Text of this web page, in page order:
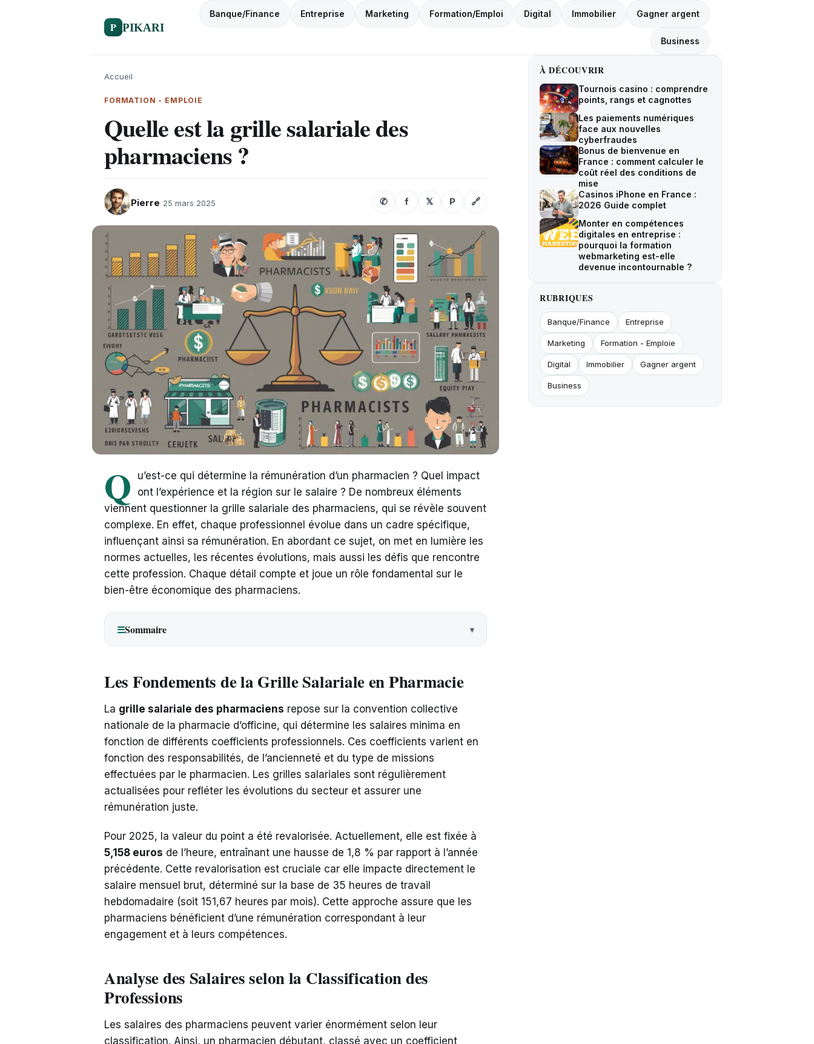
P PIKARI
Banque/Finance Entreprise Marketing Formation/Emploi Digital Immobilier Gagner argent
Business
Accueil›
FORMATION - EMPLOIE
Quelle est la grille salariale des
pharmaciens ?
Pierre 25 mars 2025 ✆ f 𝕏 P 🔗
Q
u’est-ce qui détermine la rémunération d’un pharmacien ? Quel impact
ont l’expérience et la région sur le salaire ? De nombreux éléments
viennent questionner la grille salariale des pharmaciens, qui se révèle souvent
complexe. En effet, chaque professionnel évolue dans un cadre spécifique,
influençant ainsi sa rémunération. En abordant ce sujet, on met en lumière les
normes actuelles, les récentes évolutions, mais aussi les défis que rencontre
cette profession. Chaque détail compte et joue un rôle fondamental sur le
bien-être économique des pharmaciens.
☰Sommaire
Les Fondements de la Grille Salariale en Pharmacie
La grille salariale des pharmaciens repose sur la convention collective
nationale de la pharmacie d’officine, qui détermine les salaires minima en
fonction de différents coefficients professionnels. Ces coefficients varient en
fonction des responsabilités, de l’ancienneté et du type de missions
effectuées par le pharmacien. Les grilles salariales sont régulièrement
actualisées pour refléter les évolutions du secteur et assurer une
rémunération juste.
Pour 2025, la valeur du point a été revalorisée. Actuellement, elle est fixée à
5,158 euros de l’heure, entraînant une hausse de 1,8 % par rapport à l’année
précédente. Cette revalorisation est cruciale car elle impacte directement le
salaire mensuel brut, déterminé sur la base de 35 heures de travail
hebdomadaire (soit 151,67 heures par mois). Cette approche assure que les
pharmaciens bénéficient d’une rémunération correspondant à leur
engagement et à leurs compétences.
Analyse des Salaires selon la Classification des
Professions
Les salaires des pharmaciens peuvent varier énormément selon leur
classification. Ainsi, un pharmacien débutant, classé avec un coefficient
À DÉCOUVRIR
Tournois casino : comprendre
points, rangs et cagnottes
Les paiements numériques
face aux nouvelles
cyberfraudes
Bonus de bienvenue en
France : comment calculer le
coût réel des conditions de
mise
Casinos iPhone en France :
2026 Guide complet
Monter en compétences
digitales en entreprise :
pourquoi la formation
webmarketing est-elle
devenue incontournable ?
RUBRIQUES
Banque/Finance Entreprise
Marketing Formation - Emploie
Digital Immobilier Gagner argent
Business